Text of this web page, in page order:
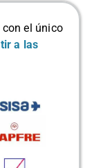
con el único
a las